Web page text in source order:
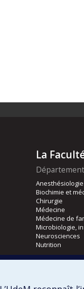
La
Biochimie et
Chirurgie
Médecine
Médecine de
Microbiologie,
Neurosciences
Nutrition